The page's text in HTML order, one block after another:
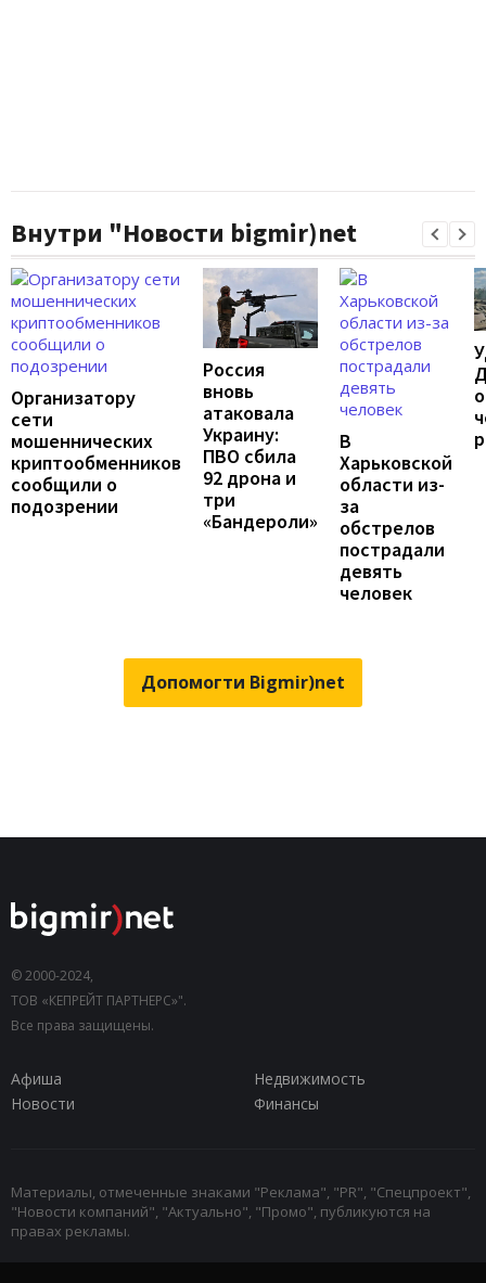
Внутри "Новости bigmir)net
Организатору
сети
мошеннических
криптообменников
сообщили о
подозрении
Россия
вновь
атаковала
Украину:
ПВО сбила
92 дрона и
три
«Бандероли»
В
Харьковской
области из-
за
обстрелов
пострадали
девять
человек
Допомогти Bigmir)net
© 2000-2024,
ТОВ «КЕПРЕЙТ ПАРТНЕРС»".
Все права защищены.
Афиша
Недвижимость
Новости
Финансы
Материалы, отмеченные знаками "Реклама", "PR", "Спецпроект",
"Новости компаний", "Актуально", "Промо", публикуются на
правах рекламы.